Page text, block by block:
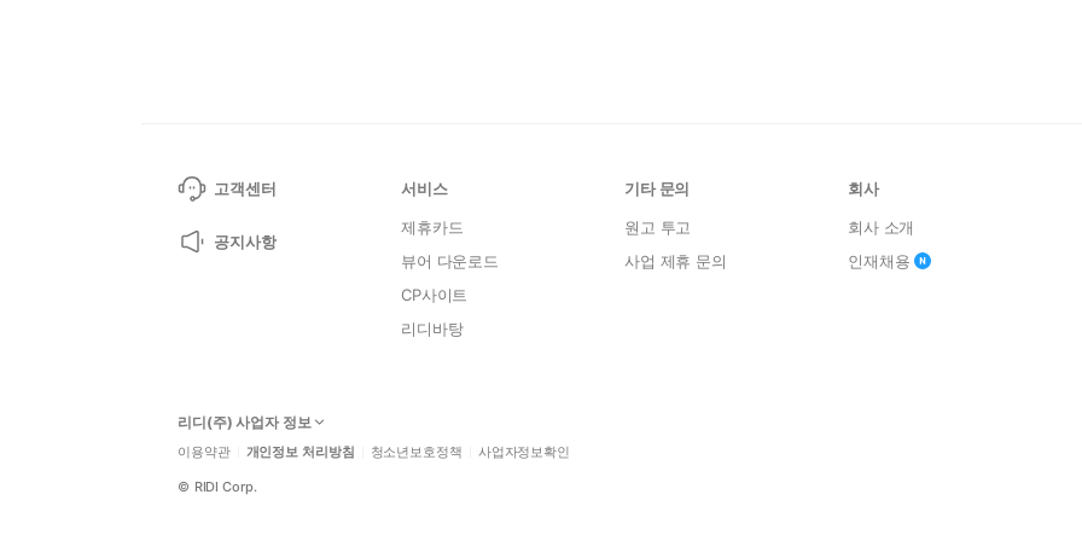
고객센터
공지사항
서비스
제휴카드
뷰어 다운로드
CP사이트
리디바탕
기타 문의
원고 투고
사업 제휴 문의
회사
회사 소개
인재채용
리디(주) 사업자 정보
이용약관 개인정보 처리방침 청소년보호정책 사업자정보확인
© RIDI Corp.